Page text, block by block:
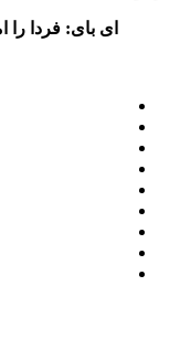
ای بای: فردا را